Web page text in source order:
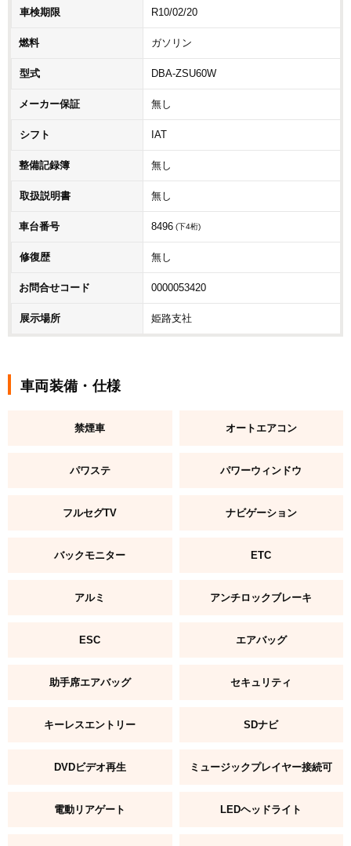
車検期限 R10/02/20
燃料 ガソリン
型式 DBA-ZSU60W
メーカー保証 無し
シフト IAT
整備記録簿 無し
取扱説明書 無し
車台番号 8496 (下4桁)
修復歴 無し
お問合せコード 0000053420
展示場所 姫路支社
車両装備・仕様
禁煙車 オートエアコン
パワステ パワーウィンドウ
フルセグTV ナビゲーション
バックモニター ETC
アルミ アンチロックブレーキ
ESC エアバッグ
助手席エアバッグ セキュリティ
キーレスエントリー SDナビ
DVDビデオ再生 ミュージックプレイヤー接続可
電動リアゲート LEDヘッドライト